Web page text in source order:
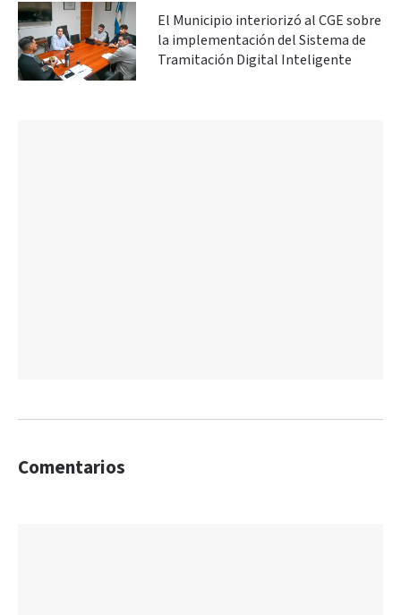
El Municipio interiorizó al CGE sobre
la implementación del Sistema de
Tramitación Digital Inteligente
Comentarios